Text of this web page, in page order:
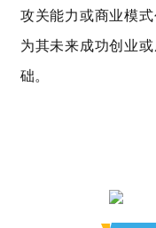
攻关能力或商业模
为其未来成功创业
础。